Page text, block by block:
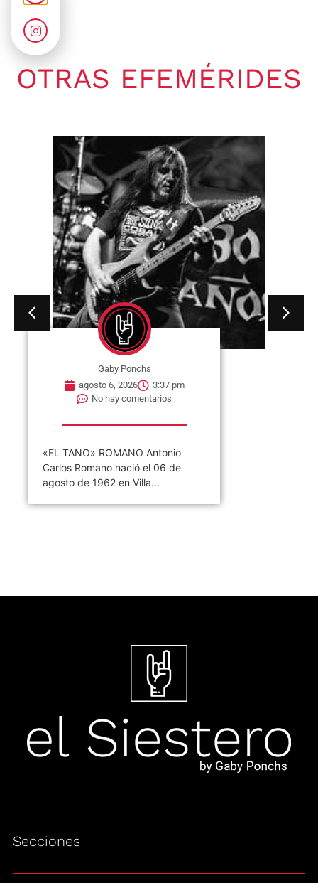
OTRAS EFEMÉRIDES
Gaby Ponchs
agosto 6, 2026
3:37 pm
No hay comentarios
«EL TANO» ROMANO Antonio
Carlos Romano nació el 06 de
agosto de 1962 en Villa...
Secciones